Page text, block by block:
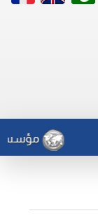
مؤسسة